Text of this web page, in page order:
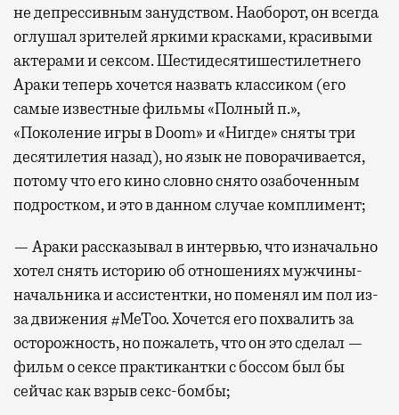
не депрессивным занудством. Наоборот, он всегда
оглушал зрителей яркими красками, красивыми
актерами и сексом. Шестидесятишестилетнего
Араки теперь хочется назвать классиком (его
самые известные фильмы «Полный п.»,
«Поколение игры в Doom» и «Нигде» сняты три
десятилетия назад), но язык не поворачивается,
потому что его кино словно снято озабоченным
подростком, и это в данном случае комплимент;
— Араки рассказывал в интервью, что изначально
хотел снять историю об отношениях мужчины-
начальника и ассистентки, но поменял им пол из-
за движения #MeToo. Хочется его похвалить за
осторожность, но пожалеть, что он это сделал —
фильм о сексе практикантки с боссом был бы
сейчас как взрыв секс-бомбы;